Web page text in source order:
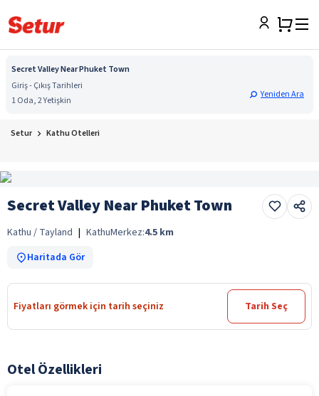
Secret Valley Near Phuket Town
Giriş - Çıkış Tarihleri
1 Oda, 2 Yetişkin
Yeniden Ara
Setur Kathu Otelleri
Secret Valley Near Phuket Town
Kathu / Tayland | KathuMerkez:4.5 km
Haritada Gör
Fiyatları görmek için tarih seçiniz Tarih Seç
Otel Özellikleri